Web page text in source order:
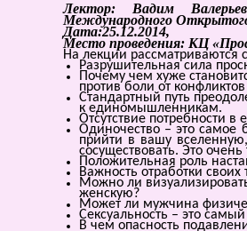
Лектор: Вадим
Международного
Дата:25.12.2014,
Место проведения: КЦ
На лекции рассматриваются
Разрушительная сила
Почему чем хуже
против боли от
Стандартный путь
к единомышленникам.
Отсутствие потребности
Одиночество – это самое
прийти в вашу
сосуществовать. Это
Положительная роль
Важность отработки
Можно ли
женскую?
Может ли мужчина
Сексуальность – это
В чем опасность